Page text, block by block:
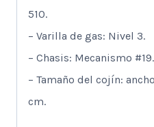
510.
– Varilla de gas: Nivel 3.
– Chasis: Mecanismo #19.
– Tamaño del cojín:
cm.